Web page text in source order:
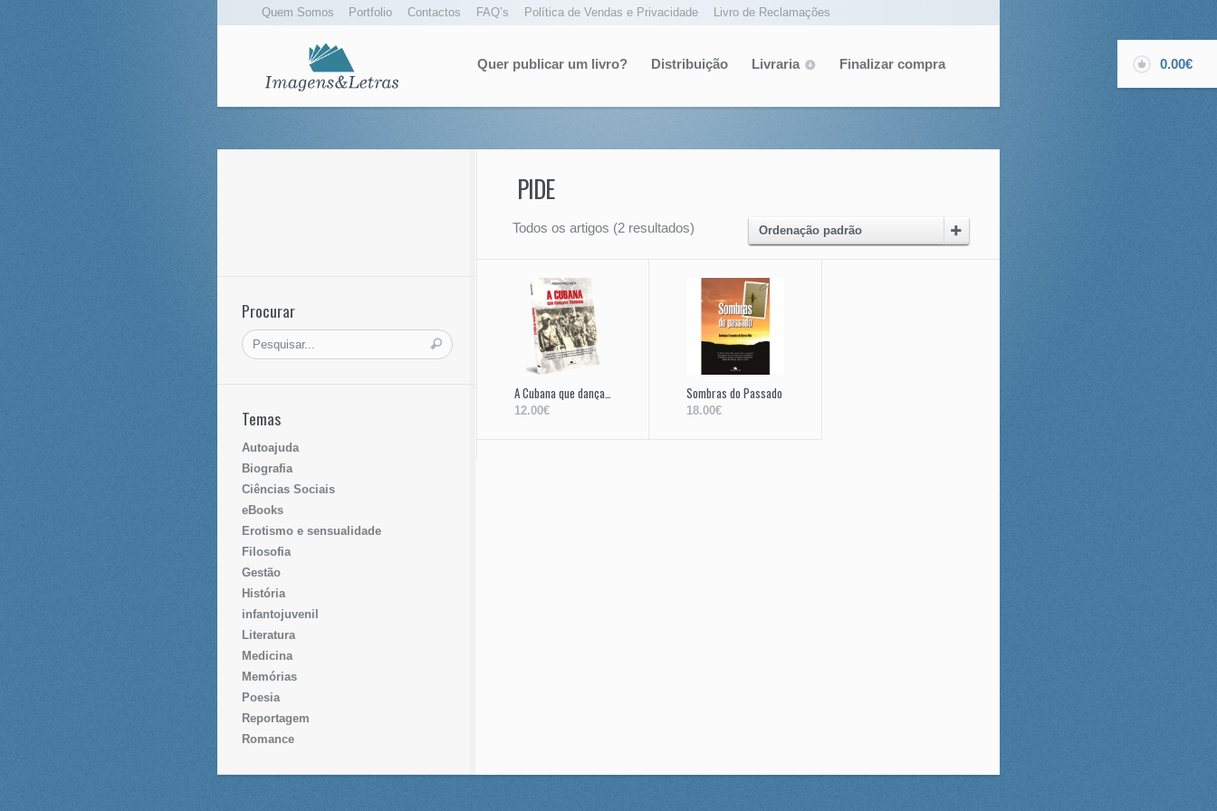
Quem Somos Portfolio Contactos FAQ’s Política de Vendas e Privacidade Livro de Reclamações
0.00€
Quer publicar um livro? Distribuição Livraria Finalizar compra
PIDE
Todos os artigos (2 resultados) Ordenação padrão
A Cubana que dançava Flamenco
12.00€
Sombras do Passado
18.00€
Procurar
Temas
Autoajuda
Biografia
Ciências Sociais
eBooks
Erotismo e sensualidade
Filosofia
Gestão
História
infantojuvenil
Literatura
Medicina
Memórias
Poesia
Reportagem
Romance